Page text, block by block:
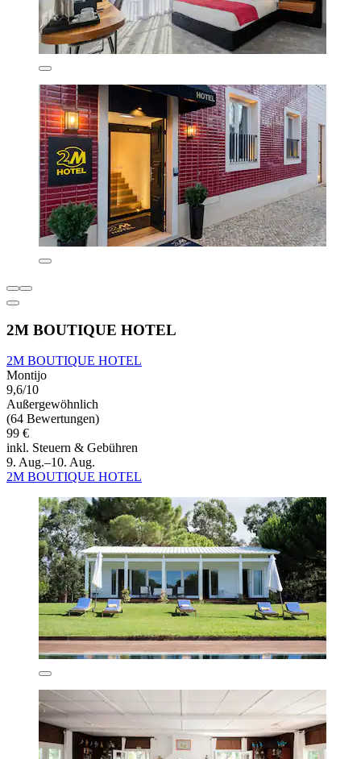
2M BOUTIQUE HOTEL
2M BOUTIQUE HOTEL
Montijo
9,6/10
Außergewöhnlich
(64 Bewertungen)
99 €
inkl. Steuern & Gebühren
9. Aug.–10. Aug.
2M BOUTIQUE HOTEL